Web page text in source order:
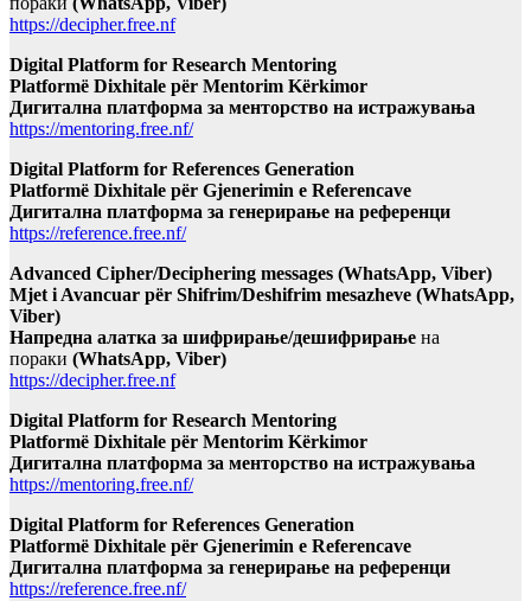
https://decipher.free.nf
Digital Platform for Research Mentoring
Platformë Dixhitale për Mentorim Kërkimor
Дигитална платформа за менторство на истражувања
https://mentoring.free.nf/
Digital Platform for References Generation
Platformë Dixhitale për Gjenerimin e Referencave
Дигитална платформа за генерирање на референци
https://reference.free.nf/
Advanced Cipher/Deciphering messages (WhatsApp, Viber)
Mjet i Avancuar për Shifrim/Deshifrim mesazheve (WhatsApp,
Viber)
Напредна алатка за шифрирање/дешифрирање на
пораки (WhatsApp, Viber)
https://decipher.free.nf
Digital Platform for Research Mentoring
Platformë Dixhitale për Mentorim Kërkimor
Дигитална платформа за менторство на истражувања
https://mentoring.free.nf/
Digital Platform for References Generation
Platformë Dixhitale për Gjenerimin e Referencave
Дигитална платформа за генерирање на референци
https://reference.free.nf/